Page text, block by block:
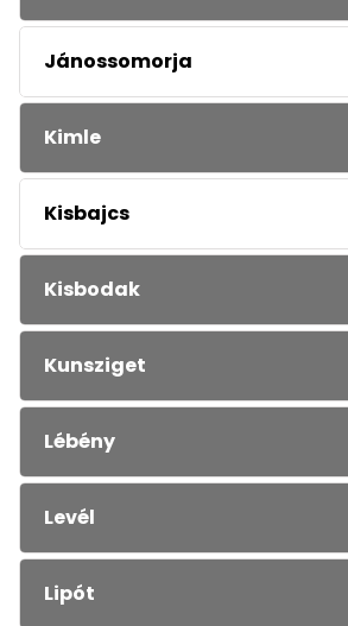
Jánossomorja
Kimle
Kisbajcs
Kisbodak
Kunsziget
Lébény
Levél
Lipót